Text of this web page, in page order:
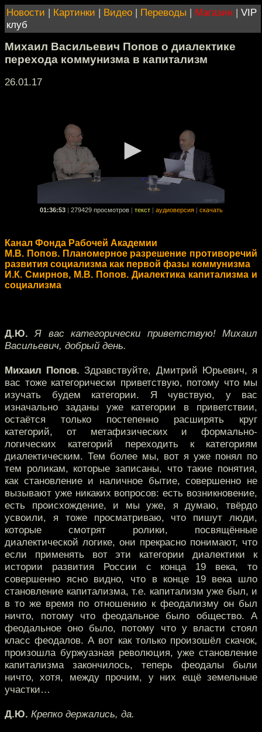
Новости | Картинки | Видео | Переводы | Магазин | VIP
клуб
Михаил Васильевич Попов о диалектике
перехода коммунизма в капитализм
26.01.17
01:36:53 279429 просмотров текст аудиоверсия скачать
Канал Фонда Рабочей Академии
М.В. Попов. Планомерное разрешение противоречий
развития социализма как первой фазы коммунизма
И.К. Смирнов, М.В. Попов. Диалектика капитализма и
социализма
Д.Ю. Я вас категорически приветствую! Михаил
Васильевич, добрый день.
Михаил Попов. Здравствуйте, Дмитрий Юрьевич, я
вас тоже категорически приветствую, потому что мы
изучать будем категории. Я чувствую, у вас
изначально заданы уже категории в приветствии,
остаётся только постепенно расширять круг
категорий, от метафизических и формально-
логических категорий переходить к категориям
диалектическим. Тем более мы, вот я уже понял по
тем роликам, которые записаны, что такие понятия,
как становление и наличное бытие, совершенно не
вызывают уже никаких вопросов: есть возникновение,
есть происхождение, и мы уже, я думаю, твёрдо
усвоили, я тоже просматриваю, что пишут люди,
которые смотрят ролики, посвящённые
диалектической логике, они прекрасно понимают, что
если применять вот эти категории диалектики к
истории развития России с конца 19 века, то
совершенно ясно видно, что в конце 19 века шло
становление капитализма, т.е. капитализм уже был, и
в то же время по отношению к феодализму он был
ничто, потому что феодальное было общество. А
феодальное оно было, потому что у власти стоял
класс феодалов. А вот как только произошёл скачок,
произошла буржуазная революция, уже становление
капитализма закончилось, теперь феодалы были
ничто, хотя, между прочим, у них ещё земельные
участки…
Д.Ю. Крепко держались, да.